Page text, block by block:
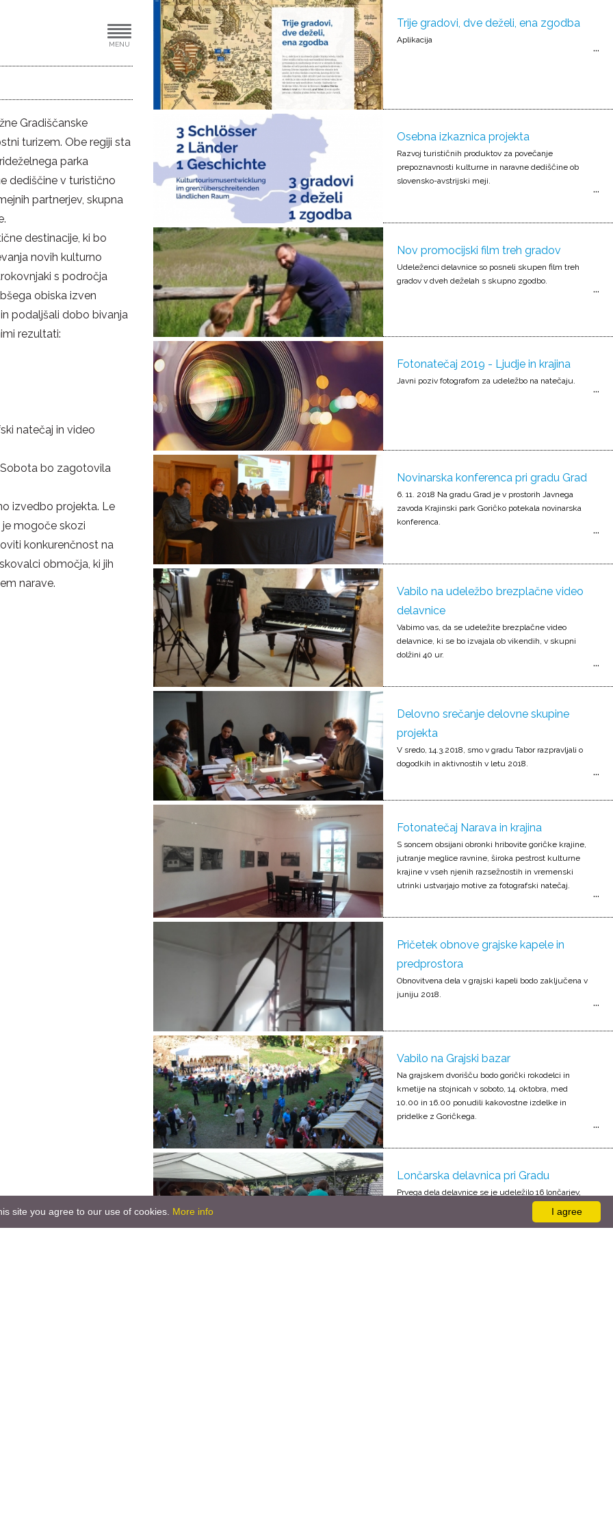
MENU
Gradiščanske
turizem. Obe regiji sta
parka
dediščine v turistično
partnerjev, skupna
destinacije, ki bo
novih kulturno
s področja
obiska izven
podaljšali dobo bivanja
rezultati:
natečaj in video
Sobota bo zagotovila
izvedbo projekta. Le
mogoče skozi
konkurenčnost na
območja, ki jih
narave.
Trije gradovi, dve deželi, ena zgodba
Aplikacija
Osebna izkaznica projekta
Razvoj turističnih produktov za povečanje
prepoznavnosti kulturne in naravne dediščine ob
slovensko-avstrijski meji.
Nov promocijski film treh gradov
Udeleženci delavnice so posneli skupen film treh
gradov v dveh deželah s skupno zgodbo.
Fotonatečaj 2019 - Ljudje in krajina
Javni poziv fotografom za udeležbo na natečaju.
Novinarska konferenca pri gradu Grad
6. 11. 2018 Na gradu Grad je v prostorih Javnega
zavoda Krajinski park Goričko potekala novinarska
konferenca.
Vabilo na udeležbo brezplačne video
delavnice
Vabimo vas, da se udeležite brezplačne video
delavnice, ki se bo izvajala ob vikendih, v skupni
dolžini 40 ur.
Delovno srečanje delovne skupine
projekta
V sredo, 14.3.2018, smo v gradu Tabor razpravljali o
dogodkih in aktivnostih v letu 2018.
Fotonatečaj Narava in krajina
S soncem obsijani obronki hribovite goričke krajine,
jutranje meglice ravnine, široka pestrost kulturne
krajine v vseh njenih razsežnostih in vremenski
utrinki ustvarjajo motive za fotografski natečaj.
Pričetek obnove grajske kapele in
predprostora
Obnovitvena dela v grajski kapeli bodo zaključena v
juniju 2018.
Vabilo na Grajski bazar
Na grajskem dvorišču bodo gorički rokodelci in
kmetije na stojnicah v soboto, 14. oktobra, med
10.00 in 16.00 ponudili kakovostne izdelke in
pridelke z Goričkega.
Lončarska delavnica pri Gradu
Prvega dela delavnice se je udeležilo 16 lončarjev,
ki so izpopolnjevali tehniko oblikovanja gline naI agree
site you agree to our use of cookies. More info